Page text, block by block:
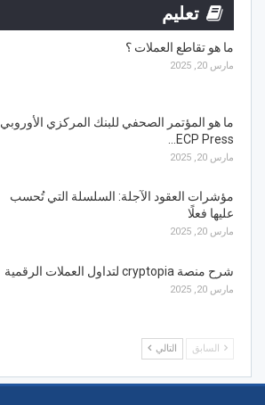
تعليم
ما هو تقاطع العملات ؟
مارس 20, 2025
ما هو المؤتمر الصحفي للبنك المركزي الأوروبي
ECP Press…
مارس 20, 2025
مؤشرات العقود الآجلة: السلسلة التي تُحسب
عليها فعلًا
مارس 20, 2025
شرح منصة cryptopia لتداول العملات الرقمية
مارس 20, 2025
السابق التالي